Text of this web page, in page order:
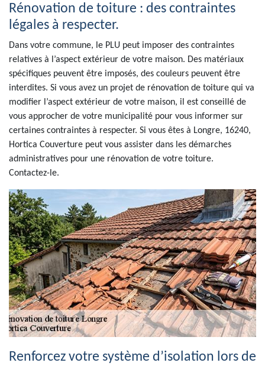
Rénovation de toiture : des contraintes
légales à respecter.
Dans votre commune, le PLU peut imposer des contraintes
relatives à l’aspect extérieur de votre maison. Des matériaux
spécifiques peuvent être imposés, des couleurs peuvent être
interdites. Si vous avez un projet de rénovation de toiture qui va
modifier l’aspect extérieur de votre maison, il est conseillé de
vous approcher de votre municipalité pour vous informer sur
certaines contraintes à respecter. Si vous êtes à Longre, 16240,
Hortica Couverture peut vous assister dans les démarches
administratives pour une rénovation de votre toiture.
Contactez-le.
Renforcez votre système d’isolation lors de